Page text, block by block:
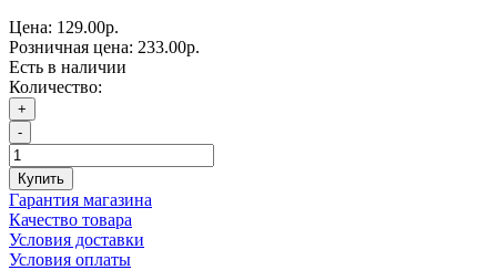
Цена: 129.00р.
Розничная цена: 233.00р.
Есть в наличии
Количество:
+
-
Купить
Гарантия магазина
Качество товара
Условия доставки
Условия оплаты